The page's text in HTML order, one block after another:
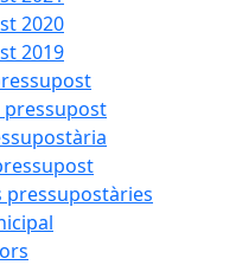
2020
2019
pressupost
pressupostàries